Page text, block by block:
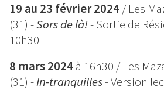
19 au 23 février 2024/ Les
(31) -Sors de là!-Sortie de
10h30
8 mars 2024à 16h30 / Les
(31) -In-tranquilles- Version